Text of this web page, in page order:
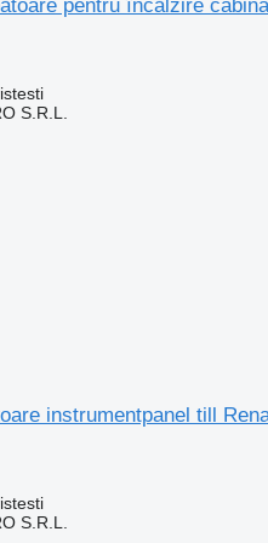
pentru încălzire
S.R.L.
instrumentpanel till
S.R.L.